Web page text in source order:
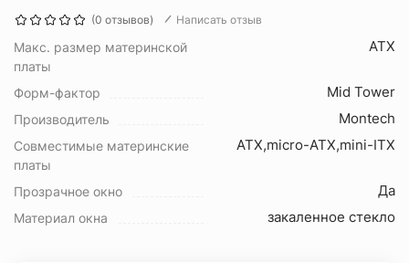
(0 отзывов) Написать отзыв
Макс. размер материнской
платы
ATX
Форм-фактор Mid Tower
Производитель Montech
Совместимые материнские
платы
ATX,micro-ATX,mini-ITX
Прозрачное окно Да
Материал окна закаленное стекло